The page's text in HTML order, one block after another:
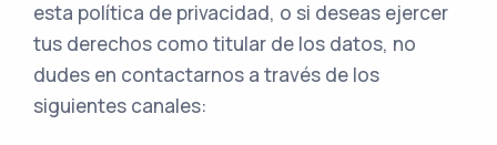
esta política de privacidad, o si deseas ejercer
tus derechos como titular de los datos, no
dudes en contactarnos a través de los
siguientes canales: